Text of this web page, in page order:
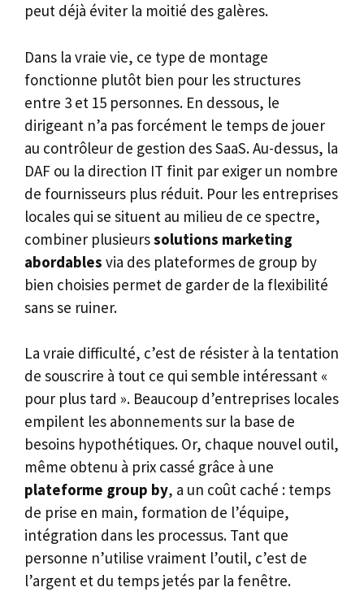
peut déjà éviter la moitié des galères.
Dans la vraie vie, ce type de montage
fonctionne plutôt bien pour les structures
entre 3 et 15 personnes. En dessous, le
dirigeant n’a pas forcément le temps de jouer
au contrôleur de gestion des SaaS. Au-dessus, la
DAF ou la direction IT finit par exiger un nombre
de fournisseurs plus réduit. Pour les entreprises
locales qui se situent au milieu de ce spectre,
combiner plusieurssolutions marketing
abordables via des plateformes de group by
bien choisies permet de garder de la flexibilité
sans se ruiner.
La vraie difficulté, c’est de résister à la tentation
de souscrire à tout ce qui semble intéressant «
pour plus tard ». Beaucoup d’entreprises locales
empilent les abonnements sur la base de
besoins hypothétiques. Or, chaque nouvel outil,
même obtenu à prix cassé grâce à une
plateforme group by, a un coût caché : temps
de prise en main, formation de l’équipe,
intégration dans les processus. Tant que
personne n’utilise vraiment l’outil, c’est de
l’argent et du temps jetés par la fenêtre.